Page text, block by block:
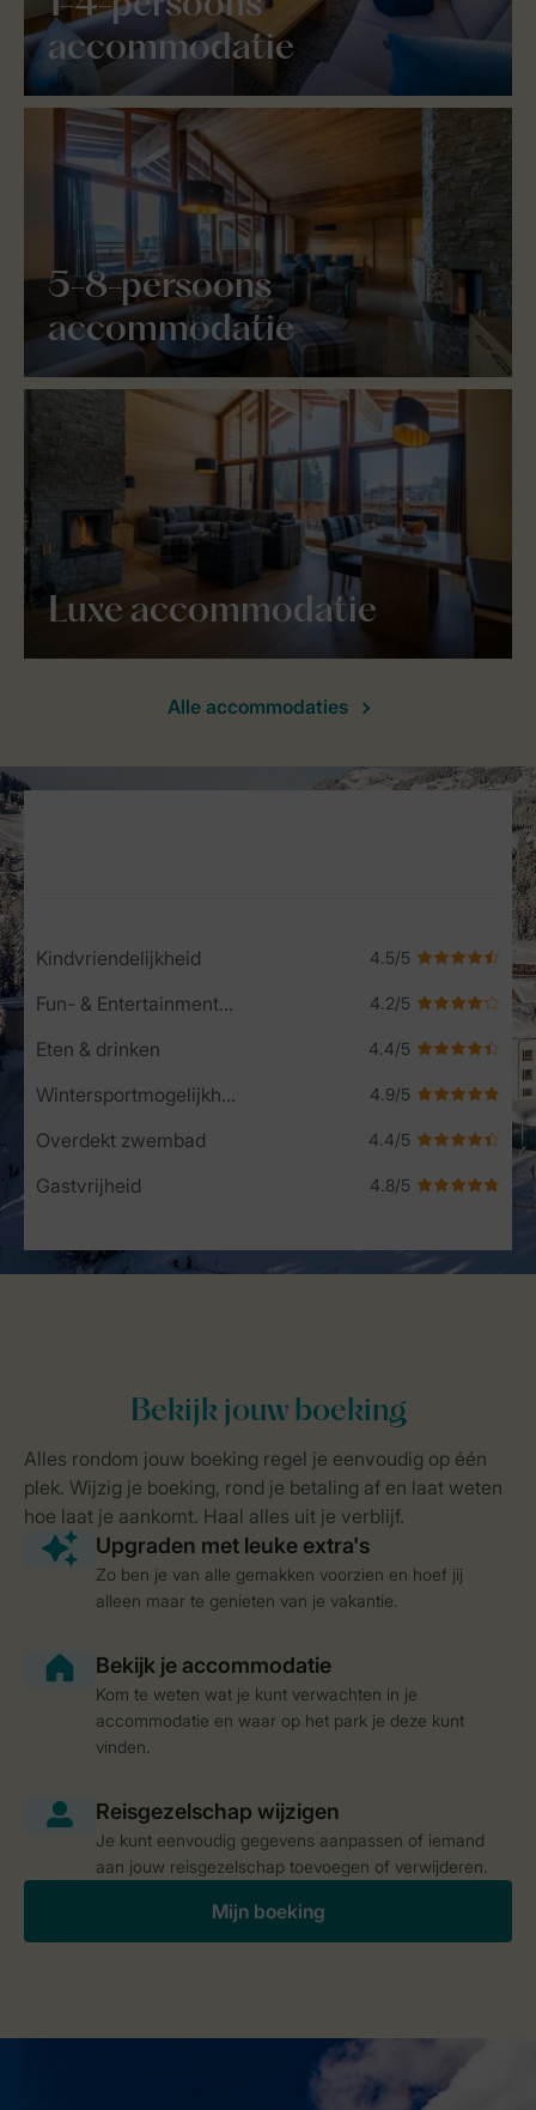
1-4-persoons
accommodatie
5-8-persoons
accommodatie
Luxe accommodatie
Alle accommodaties
Service Rating from our guests
Kindvriendelijkheid
Fun- & Entertainment-programma
Eten & drinken
Wintersportmogelijkheden
Overdekt zwembad
Gastvrijheid
Zo ben je van alle gemakken voorzien en hoef jij
alleen maar te genieten van je vakantie.
Kom te weten wat je kunt verwachten in je
accommodatie en waar op het park je deze kunt
vinden.
Je kunt eenvoudig gegevens aanpassen of iemand
aan jouw reisgezelschap toevoegen of verwijderen.
Mijn boeking